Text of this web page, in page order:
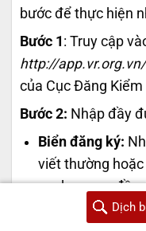
bước để thực hiện
Bước 1 : Truy cập
http://
của Cục Đăng
Bước 2: Nhập đầy
Biển đăng ký:
viết thường
gạch ngang đều
88a12345, 88a-
Dịch